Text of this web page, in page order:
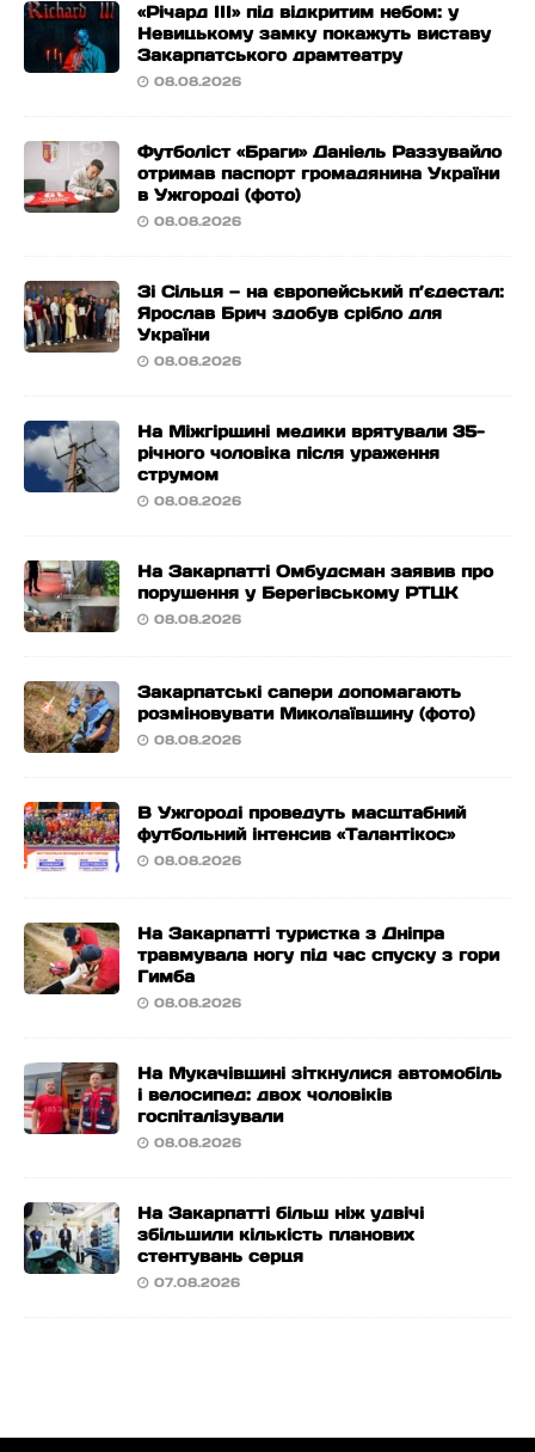
«Річард ІІІ» під відкритим небом: у
Невицькому замку покажуть виставу
Закарпатського драмтеатру
08.08.2026
Футболіст «Браги» Даніель Раззувайло
отримав паспорт громадянина України
в Ужгороді (фото)
08.08.2026
Зі Сільця — на європейський п’єдестал:
Ярослав Брич здобув срібло для
України
08.08.2026
На Міжгірщині медики врятували 35-
річного чоловіка після ураження
струмом
08.08.2026
На Закарпатті Омбудсман заявив про
порушення у Берегівському РТЦК
08.08.2026
Закарпатські сапери допомагають
розміновувати Миколаївщину (фото)
08.08.2026
В Ужгороді проведуть масштабний
футбольний інтенсив «Талантікос»
08.08.2026
На Закарпатті туристка з Дніпра
травмувала ногу під час спуску з гори
Гимба
08.08.2026
На Мукачівщині зіткнулися автомобіль
і велосипед: двох чоловіків
госпіталізували
08.08.2026
На Закарпатті більш ніж удвічі
збільшили кількість планових
стентувань серця
07.08.2026